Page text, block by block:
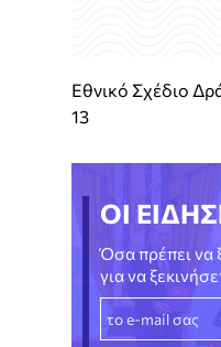
Εθνικό Σχέδιο
13
ΟΙ
Όσα πρέπει να
για να